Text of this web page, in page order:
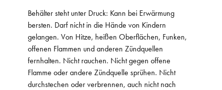
Behälter steht unter Druck: Kann bei Erwärmung
bersten. Darf nicht in die Hände von Kindern
gelangen. Von Hitze, heißen Oberflächen, Funken,
offenen Flammen und anderen Zündquellen
fernhalten. Nicht rauchen. Nicht gegen offene
Flamme oder andere Zündquelle sprühen. Nicht
durchstechen oder verbrennen, auch nicht nach